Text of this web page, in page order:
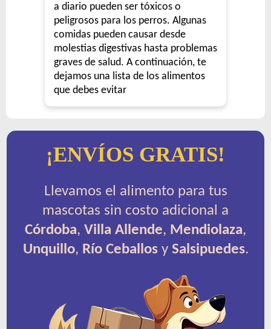
a diario pueden ser tóxicos o
peligrosos para los perros. Algunas
comidas pueden causar desde
molestias digestivas hasta problemas
graves de salud. A continuación, te
dejamos una lista de los alimentos
que debes evitar
¡ENVÍOS GRATIS!
Llevamos el alimento para tus
mascotas sin costo adicional a
Córdoba, Villa Allende, Mendiolaza,
Unquillo, Río Ceballosy Salsipuedes.